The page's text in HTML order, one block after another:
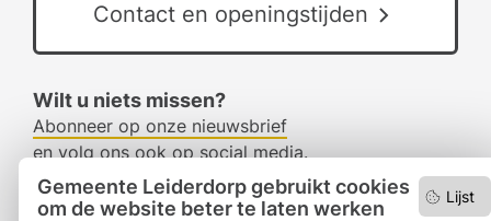
Lijst
Gemeente Leiderdorp gebruikt cookies
om de website beter te laten werken
Contact en openingstijden
Wilt u niets missen?
Abonneer op onze nieuwsbrief
en volg ons ook op social media.